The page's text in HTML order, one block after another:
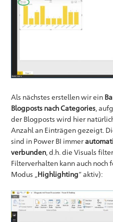
Als nächstes erstellen wir ein
Blogposts nach Categories ,
der Blogposts wird hier
Anzahl an Einträgen gezeigt.
sind in Power BI immer
verbunden , d.h. die Visuals
Filterverhalten kann auch
Modus „ Highlighting“ aktiv):